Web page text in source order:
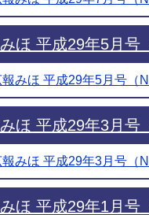
ほ 平成29年5月号
報みほ 平成29年5月号（
ほ 平成29年3月号
報みほ 平成29年3月号（
ほ 平成29年1月号